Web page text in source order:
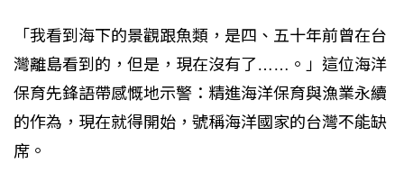
「我看到海下的景觀跟魚類，是四、五十年前曾在台
灣離島看到的，但是，現在沒有了……。」這位海洋
保育先鋒語帶感慨地示警：精進海洋保育與漁業永續
的作為，現在就得開始，號稱海洋國家的台灣不能缺
席。